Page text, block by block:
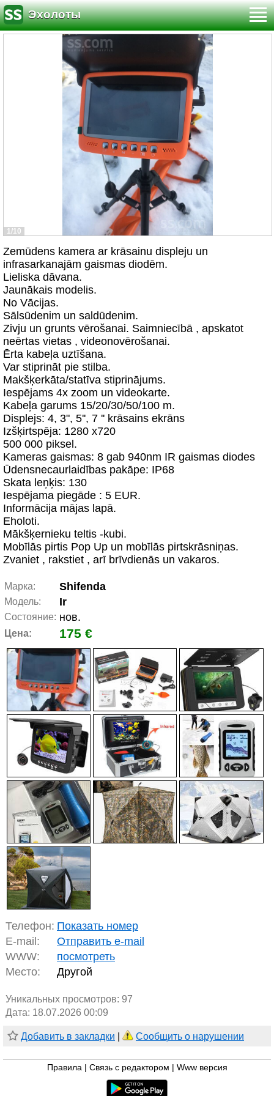
Эхолоты
1/10
Zemūdens kamera ar krāsainu displeju un
infrasarkanajām gaismas diodēm.
Lieliska dāvana.
Jaunākais modelis.
No Vācijas.
Sālsūdenim un saldūdenim.
Zivju un grunts vērošanai. Saimniecībā , apskatot
neērtas vietas , videonovērošanai.
Ērta kabeļa uztīšana.
Var stiprināt pie stilba.
Makšķerkāta/statīva stiprinājums.
Iespējams 4x zoom un videokarte.
Kabeļa garums 15/20/30/50/100 m.
Displejs: 4, 3", 5'', 7 '' krāsains ekrāns
Izšķirtspēja: 1280 x720
500 000 piksel.
Kameras gaismas: 8 gab 940nm IR gaismas diodes
Ūdensnecaurlaidības pakāpe: IP68
Skata leņķis: 130
Iespējama piegāde : 5 EUR.
Informācija mājas lapā.
Eholoti.
Mākšķernieku teltis -kubi.
Mobīlās pirtis Pop Up un mobīlās pirtskrāsniņas.
Zvaniet , rakstiet , arī brīvdienās un vakaros.
Марка: Shifenda
Модель: Ir
Состояние: нов.
Цена: 175 €
Телефон: Показать номер
E-mail:
Отправить e-mail
WWW:
посмотреть
Место:
Другой
Уникальных просмотров: 97
Дата: 18.07.2026 00:09
Добавить в закладки Сообщить о нарушении
Правила Связь с редактором Www версия